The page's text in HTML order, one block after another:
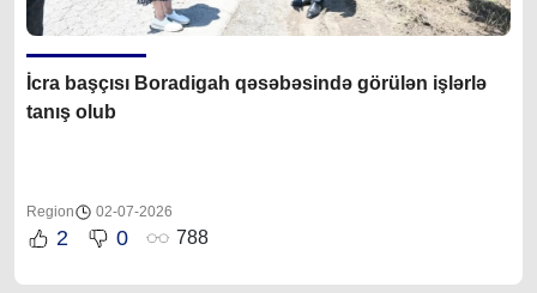
İcra başçısı Boradigah qəsəbəsində görülən işlərlə
tanış olub
Region 02-07-2026
2 0 788